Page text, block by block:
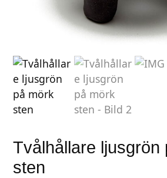
Tvålhållare ljusgrön
sten